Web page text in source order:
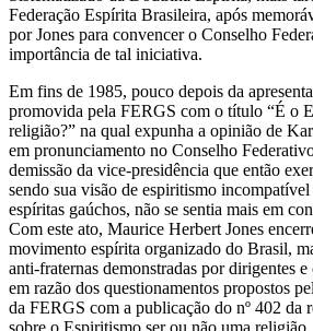
Federação Espírita Brasileira, após
por Jones para convencer o Conselho
importância de tal iniciativa.
Em fins de 1985, pouco depois da
promovida pela FERGS com o título “É o
religião?” na qual expunha a opinião de
em pronunciamento no Conselho
demissão da vice-presidência que então
sendo sua visão de espiritismo
espíritas gaúchos, não se sentia mais em
Com este ato, Maurice Herbert Jones
movimento espírita organizado do Brasil,
anti-fraternas demonstradas por dirigentes
em razão dos questionamentos propostos
da FERGS com a publicação do nº 402 da